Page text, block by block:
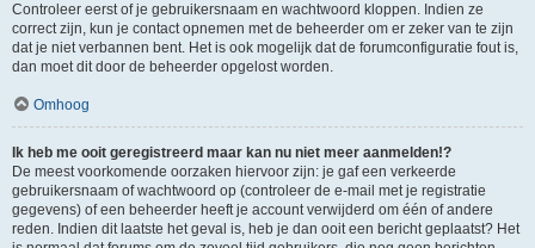
Controleer eerst of je gebruikersnaam en wachtwoord kloppen. Indien ze
correct zijn, kun je contact opnemen met de beheerder om er zeker van te zijn
dat je niet verbannen bent. Het is ook mogelijk dat de forumconfiguratie fout is,
dan moet dit door de beheerder opgelost worden.
Omhoog
Ik heb me ooit geregistreerd maar kan nu niet meer aanmelden!?
De meest voorkomende oorzaken hiervoor zijn: je gaf een verkeerde
gebruikersnaam of wachtwoord op (controleer de e-mail met je registratie
gegevens) of een beheerder heeft je account verwijderd om één of andere
reden. Indien dit laatste het geval is, heb je dan ooit een bericht geplaatst? Het